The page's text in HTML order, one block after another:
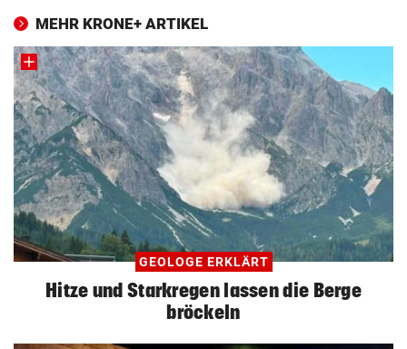
MEHR KRONE+ ARTIKEL
GEOLOGE ERKLÄRT
Hitze und Starkregen lassen die Berge
bröckeln